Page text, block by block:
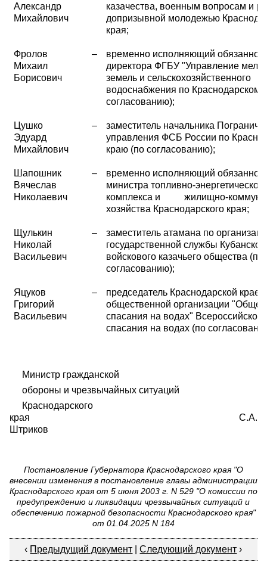
Александр
Михайлович
казачества, военным вопросам и
допризывной молодежью
края;
Фролов
Михаил
Борисович
–
временно исполняющий
директора ФГБУ "Управление
земель и сельскохозяйственного
водоснабжения по
согласованию);
Цушко
Эдуард
Михайлович
–
заместитель начальника
управления ФСБ России по
краю (по согласованию);
Шапошник
Вячеслав
Николаевич
–
временно исполняющий
министра топливно-
комплекса и жилищно-
хозяйства Краснодарского края;
Щулькин
Николай
Васильевич
–
заместитель атамана по
государственной службы
войскового казачьего общества (по
согласованию);
Яцуков
Григорий
Васильевич
–
председатель Краснодарской
общественной организации
спасания на водах"
спасания на водах (по
Министр гражданской
обороны и чрезвычайных ситуаций
Краснодарского
края С.А.
Штриков
Постановление Губернатора Краснодарского края "О
внесении изменения в постановление главы администрации
Краснодарского края от 5 июня 2003 г. N 529 "О комиссии по
предупреждению и ликвидации чрезвычайных ситуаций и
обеспечению пожарной безопасности Краснодарского края"
от 01.04.2025 N 184
‹ Предыдущий документ |Следующий документ ›